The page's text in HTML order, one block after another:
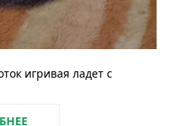
игривая ладет с